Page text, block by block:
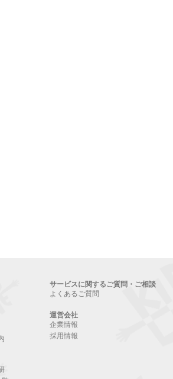
サービスに関するご質問・ご相談
よくあるご質問
運営会社
企業情報
採用情報